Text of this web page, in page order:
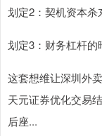
划定2：契机资本杀
划定3：财务杠杆的
这套想维让深圳外
天元证券优化交易
后座...